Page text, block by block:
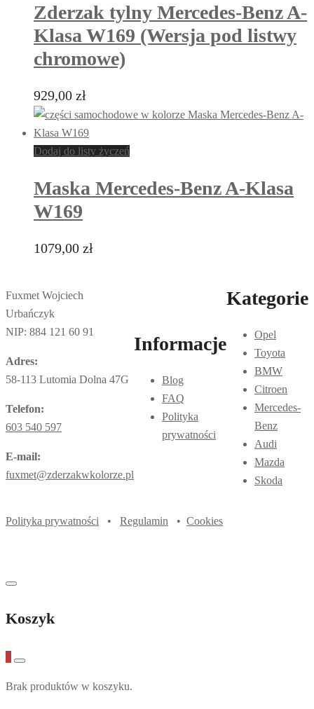
Zderzak tylny Mercedes-Benz A-
Klasa W169 (Wersja pod listwy
chromowe)
929,00 zł
Dodaj do listy życzeń
Maska Mercedes-Benz A-Klasa
W169
1079,00 zł
Fuxmet Wojciech
Urbańczyk
NIP: 884 121 60 91
Adres:
58-113 Lutomia Dolna 47G
Telefon:
603 540 597
E-mail:
fuxmet@zderzakwkolorze.pl
Informacje
Blog
FAQ
Polityka
prywatności
Kategorie
Opel
Toyota
BMW
Citroen
Mercedes-
Benz
Audi
Mazda
Skoda
Polityka prywatności • Regulamin • Cookies
Koszyk
0
Brak produktów w koszyku.